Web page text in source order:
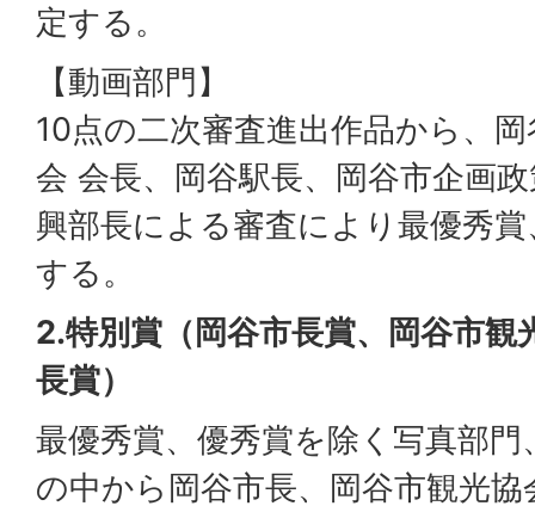
定する。
【動画部門】
10点の二次審査進出作品から、
会 会長、岡谷駅長、岡谷市企画
興部長による審査により最優秀
する。
2.特別賞（岡谷市長賞、岡谷市観
長賞）
最優秀賞、優秀賞を除く写真部
の中から岡谷市長、岡谷市観光